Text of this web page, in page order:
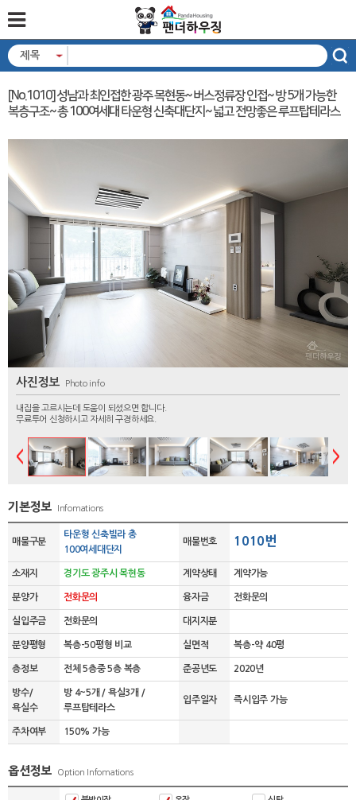
제목
[No.1010] 성남과 최인접한 광주 목현동~ 버스정류장 인접~ 방 5개 가능한
복층구조~ 총 100여세대 타운형 신축대단지~ 넓고 전망좋은 루프탑테라스
사진정보 Photo info
내집을 고르시는데 도움이 되셨으면 합니다.
무료투어 신청하시고 자세히 구경하세요.
기본정보 Infomations
매물구분
타운형 신축빌라 총
100여세대단지
매물번호 1010번
소재지 경기도 광주시 목현동 계약상태 계약가능
분양가 전화문의 융자금 전화문의
실입주금 전화문의 대지지분
분양평형 복층-50평형 비교 실면적 복층-약 40평
층정보 전체 5층중 5층 복층 준공년도 2020년
방수/
욕실수
방 4~5개 / 욕실3개 /
루프탑테라스
입주일자 즉시입주 가능
주차여부 150% 가능
옵션정보 Option Infomations